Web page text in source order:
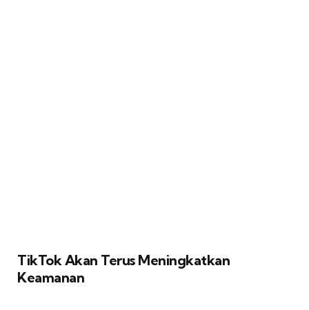
TikTok Akan Terus Meningkatkan
Keamanan